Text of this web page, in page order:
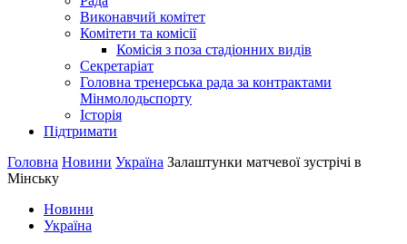
Виконавчий комітет
Комітети та комісії
Комісія з поза стадіонних видів
Секретаріат
Головна тренерська рада за контрактами
Мінмолодьспорту
Історія
Підтримати
Головна Новини Україна Залаштунки матчевої зустрічі в
Мінську
Новини
Україна